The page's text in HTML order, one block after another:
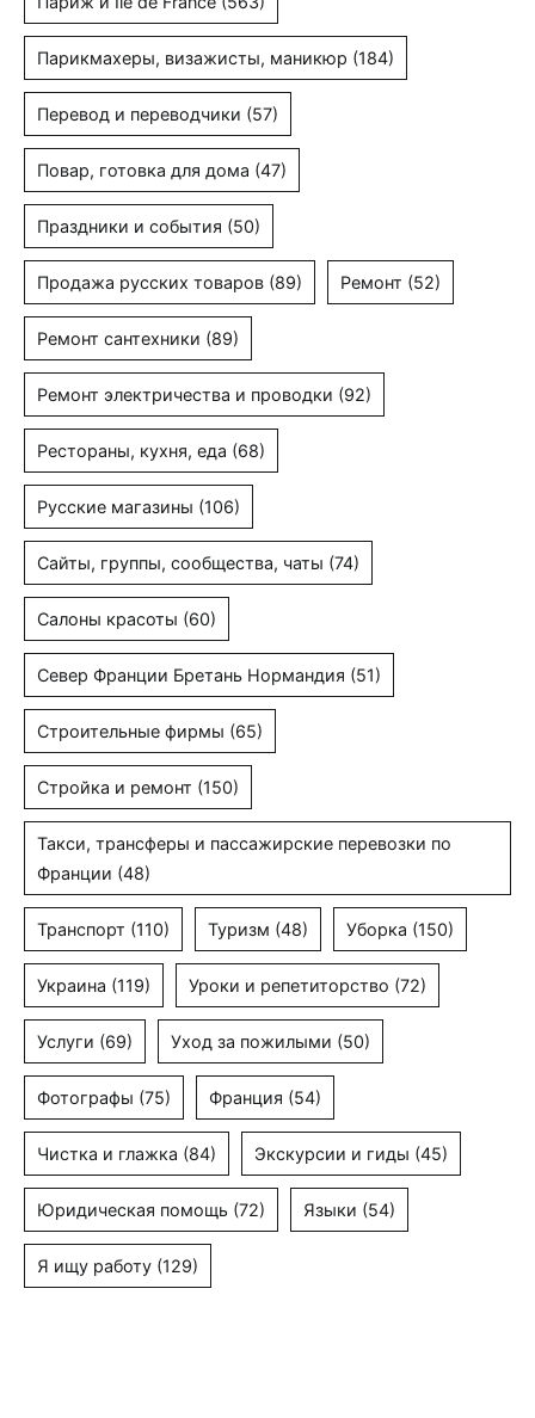
Парикмахеры, визажисты, маникюр (184)
Перевод и переводчики (57)
Повар, готовка для дома (47)
Праздники и события (50)
Продажа русских товаров (89) Ремонт (52)
Ремонт сантехники (89)
Ремонт электричества и проводки (92)
Рестораны, кухня, еда (68)
Русские магазины (106)
Сайты, группы, сообщества, чаты (74)
Салоны красоты (60)
Север Франции Бретань Нормандия (51)
Строительные фирмы (65)
Стройка и ремонт (150)
Такси, трансферы и пассажирские перевозки по
Франции (48)
Транспорт (110) Туризм (48) Уборка (150)
Украина (119) Уроки и репетиторство (72)
Услуги (69) Уход за пожилыми (50)
Фотографы (75) Франция (54)
Чистка и глажка (84) Экскурсии и гиды (45)
Юридическая помощь (72) Языки (54)
Я ищу работу (129)